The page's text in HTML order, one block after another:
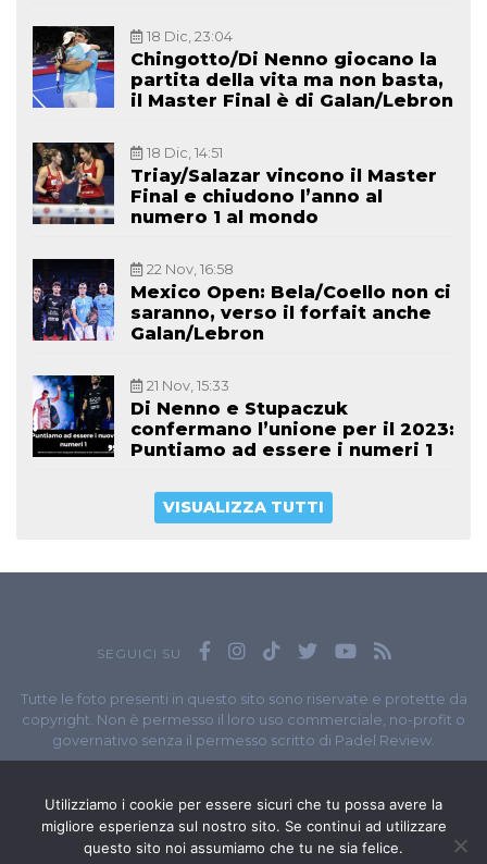
18 Dic, 23:04
Chingotto/Di Nenno giocano la
partita della vita ma non basta,
il Master Final è di Galan/Lebron
18 Dic, 14:51
Triay/Salazar vincono il Master
Final e chiudono l’anno al
numero 1 al mondo
22 Nov, 16:58
Mexico Open: Bela/Coello non ci
saranno, verso il forfait anche
Galan/Lebron
21 Nov, 15:33
Di Nenno e Stupaczuk
confermano l’unione per il 2023:
Puntiamo ad essere i numeri 1
VISUALIZZA TUTTI
SEGUICI SU
Tutte le foto presenti in questo sito sono riservate e protette da
copyright. Non è permesso il loro uso commerciale, no-profit o
governativo senza il permesso scritto di Padel Review.
// P.I. 11965351007
© Copyright 2020-2026 // Web Developer
Utilizziamo i cookie per essere sicuri che tu possa avere la
migliore esperienza sul nostro sito. Se continui ad utilizzare
questo sito noi assumiamo che tu ne sia felice.